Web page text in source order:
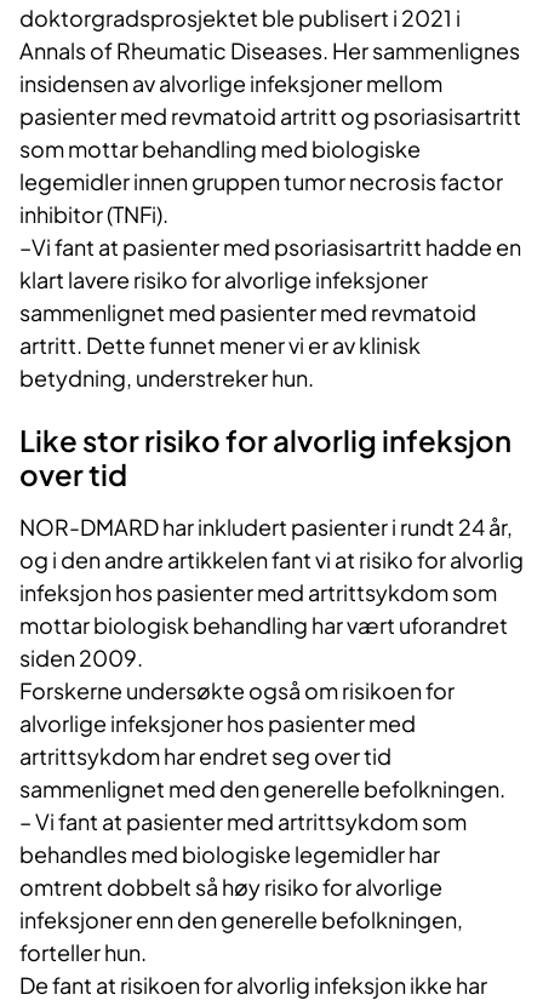
doktorgradsprosjektet ble publisert i 2021 i
Annals of Rheumatic Diseases. Her sammenlignes
insidensen av alvorlige infeksjoner mellom
pasienter med revmatoid artritt og psoriasisartritt
som mottar behandling med biologiske
legemidler innen gruppen tumor necrosis factor
inhibitor (TNFi).
–Vi fant at pasienter med psoriasisartritt hadde en
klart lavere risiko for alvorlige infeksjoner
sammenlignet med pasienter med revmatoid
artritt. Dette funnet mener vi er av klinisk
betydning, understreker hun.
Like stor risiko for alvorlig infeksjon
over tid
NOR-DMARD har inkludert pasienter i rundt 24 år,
og i den andre artikkelen fant vi at risiko for alvorlig
infeksjon hos pasienter med artrittsykdom som
mottar biologisk behandling har vært uforandret
siden 2009.
Forskerne undersøkte også om risikoen for
alvorlige infeksjoner hos pasienter med
artrittsykdom har endret seg over tid
sammenlignet med den generelle befolkningen.
– Vi fant at pasienter med artrittsykdom som
behandles med biologiske legemidler har
omtrent dobbelt så høy risiko for alvorlige
infeksjoner enn den generelle befolkningen,
forteller hun.
De fant at risikoen for alvorlig infeksjon ikke har